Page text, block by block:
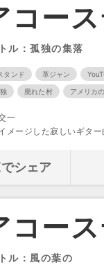
コー
ル：孤独の集落
タンド 革ジャン
廃れた村 アメリカ
一
メージした寂しいギター
シェア
コー
ル：風の葉の